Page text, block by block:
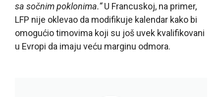
sa sočnim poklonima.“U Francuskoj, na primer,
LFP nije oklevao da modifikuje kalendar kako bi
omogućio timovima koji su još uvek kvalifikovani
u Evropi da imaju veću marginu odmora.